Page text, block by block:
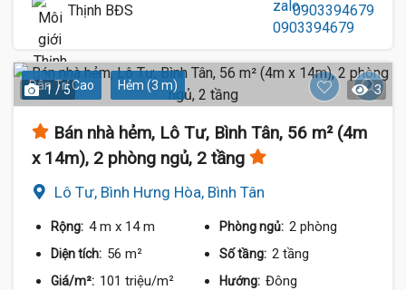
Thịnh BĐS 0903394679
Dân Trí Cao Hẻm (3 m)
1 / 5 3
Bán nhà hẻm, Lô Tư, Bình Tân, 56 m² (4m
x 14m), 2 phòng ngủ, 2 tầng
Lô Tư, Bình Hưng Hòa, Bình Tân
Rộng: 4 m x 14 m Phòng ngủ: 2 phòng
Diện tích: 56 m² Số tầng: 2 tầng
Giá/m²: 101 triệu/m² Hướng: Đông